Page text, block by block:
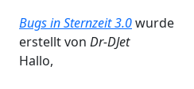
Bugs in Sternzeit 3.0wurde
erstellt von Dr-DJet
Hallo,